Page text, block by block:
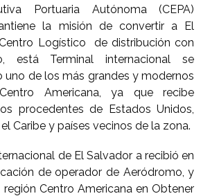
Portuaria Autónoma (CEPA)
la misión de convertir a El
Logístico de distribución con
está Terminal internacional se
de los más grandes y modernos
Americana, ya que recibe
procedentes de Estados Unidos,
Caribe y países vecinos de la zona.
de El Salvador a recibió en
de operador de Aeródromo, y
Centro Americana en Obtener